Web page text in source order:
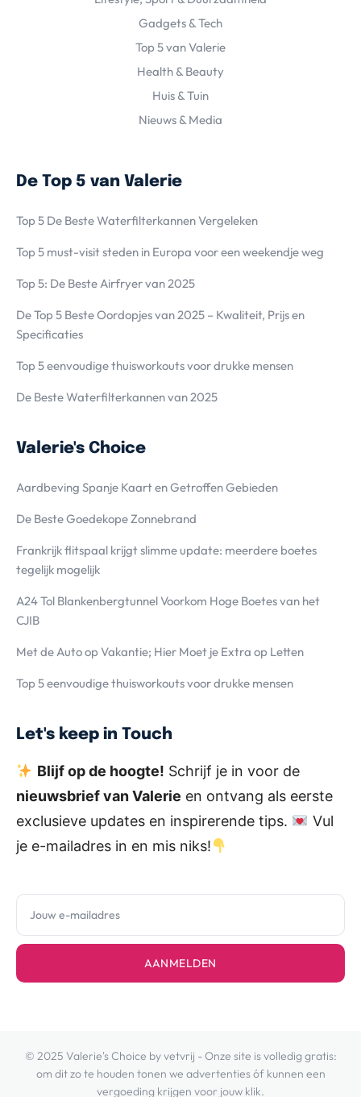
Gadgets & Tech
Top 5 van Valerie
Health & Beauty
Huis & Tuin
Nieuws & Media
De Top 5 van Valerie
Top 5 De Beste Waterfilterkannen Vergeleken
Top 5 must-visit steden in Europa voor een weekendje weg
Top 5: De Beste Airfryer van 2025
De Top 5 Beste Oordopjes van 2025 – Kwaliteit, Prijs en
Specificaties
Top 5 eenvoudige thuisworkouts voor drukke mensen
De Beste Waterfilterkannen van 2025
Valerie's Choice
Aardbeving Spanje Kaart en Getroffen Gebieden
De Beste Goedekope Zonnebrand
Frankrijk flitspaal krijgt slimme update: meerdere boetes
tegelijk mogelijk
A24 Tol Blankenbergtunnel Voorkom Hoge Boetes van het
CJIB
Met de Auto op Vakantie; Hier Moet je Extra op Letten
Top 5 eenvoudige thuisworkouts voor drukke mensen
Let's keep in Touch
Blijf op de hoogte! Schrijf je in voor de
nieuwsbrief van Valerie en ontvang als eerste
exclusieve updates en inspirerende tips.
Vul
je e-mailadres in en mis niks!
AANMELDEN
© 2025 Valerie's Choice by vetvrij - Onze site is volledig gratis:
om dit zo te houden tonen we advertenties óf kunnen een
vergoeding krijgen voor jouw klik.